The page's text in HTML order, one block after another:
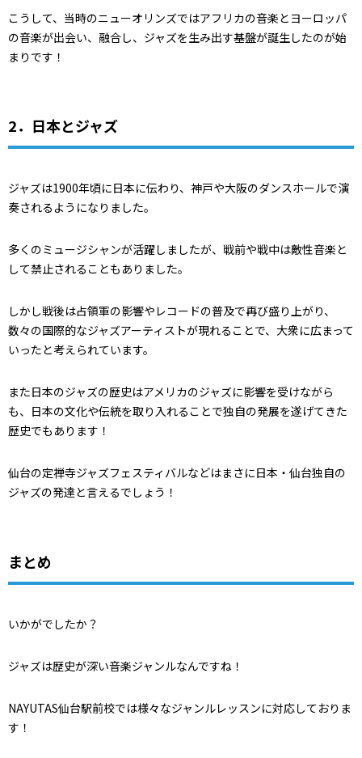
こうして、当時のニューオリンズではアフリカの音楽とヨーロッパ
の音楽が出会い、融合し、ジャズを生み出す基盤が誕生したのが始
まりです！
2．日本とジャズ
ジャズは1900年頃に日本に伝わり、神戸や大阪のダンスホールで演
奏されるようになりました。
多くのミュージシャンが活躍しましたが、戦前や戦中は敵性音楽と
して禁止されることもありました。
しかし戦後は占領軍の影響やレコードの普及で再び盛り上がり、
数々の国際的なジャズアーティストが現れることで、大衆に広まって
いったと考えられています。
また日本のジャズの歴史はアメリカのジャズに影響を受けながら
も、日本の文化や伝統を取り入れることで独自の発展を遂げてきた
歴史でもあります！
仙台の定禅寺ジャズフェスティバルなどはまさに日本・仙台独自の
ジャズの発達と言えるでしょう！
まとめ
いかがでしたか？
ジャズは歴史が深い音楽ジャンルなんですね！
NAYUTAS仙台駅前校では様々なジャンルレッスンに対応しておりま
す！